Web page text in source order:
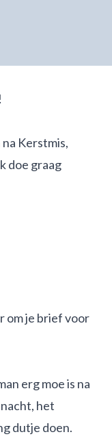
Kerstmis,
doe graag
om je brief voor
erg moe is na
het
dutje doen.